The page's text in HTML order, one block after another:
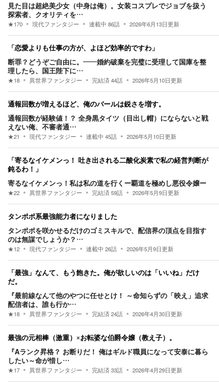
見た目は超絶美少女（中身は俺）。女装コスプレでジョブを扱う
探索者、クオリティを…
★170 現代ファンタジー 連載中 86話 2026年6月13日更新
「恋愛よりも仕事の方が、よほど効率的ですわ」
断罪？どうぞご自由に。――婚約破棄を完璧に受理して国庫を整
理したら、国王陛下に…
★18 異世界ファンタジー 完結済44話 2026年5月10日更新
通報回数が増えるほど、俺のバールは鋭さを増す。
通報回数が経験値！？ 全身黒タイツ（目出し帽）にならないと戦
えない俺、不審者通…
★21 現代ファンタジー 連載中 45話 2026年5月10日更新
「寄るなイケメンっ！ 吐き出される二酸化炭素で私の経営判断が
鈍るわ！」
寄るなイケメンっ！私は私の道を行くー覇道を極めし悪役令嬢ー
★22 異世界ファンタジー 完結済59話 2026年5月9日更新
タンポポ系最強能力者になりました
タンポポを咲かせるだけのゴミスキルで、配信界の頂点を目指す
のは無謀でしょうか？…
★12 現代ファンタジー 連載中 26話 2026年5月9日更新
「最強」なんて、もう飽きた。俺が欲しいのは「いいね」だけ
だ。
『最前線なんて他のやつに任せとけ！ ～命知らずの「映え」追求
配信者は、誰も行か…
★18 異世界ファンタジー 完結済24話 2026年4月30日更新
最強の元相棒（激重）×お転婆な伯爵令嬢（教え子）。
『Aランク昇格？ お断りだ！ 俺はギルド職員になって安泰に暮ら
したい～命が惜し…
★17 異世界ファンタジー 完結済33話 2026年4月29日更新